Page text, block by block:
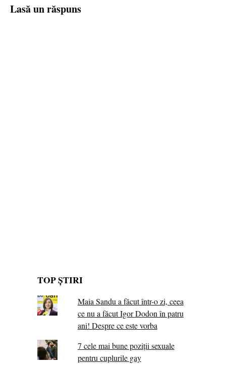
Lasă un răspuns
TOP ȘTIRI
Maia Sandu a făcut într-o zi, ceea
ce nu a făcut Igor Dodon în patru
ani! Despre ce este vorba
7 cele mai bune poziții sexuale
pentru cuplurile gay